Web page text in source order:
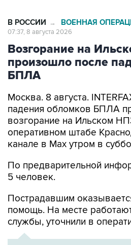
В РОССИИ → ВОЕННАЯ
07:37, 8 августа 2026
Возгорание на
произошло после
БПЛА
Москва. 8 августа.
падения обломков БПЛА
возгорание на Ильском
оперативном штабе
канале в Max утром в
По предварительной
5 человек.
Пострадавшим
помощь. На месте
службы, уточнили в